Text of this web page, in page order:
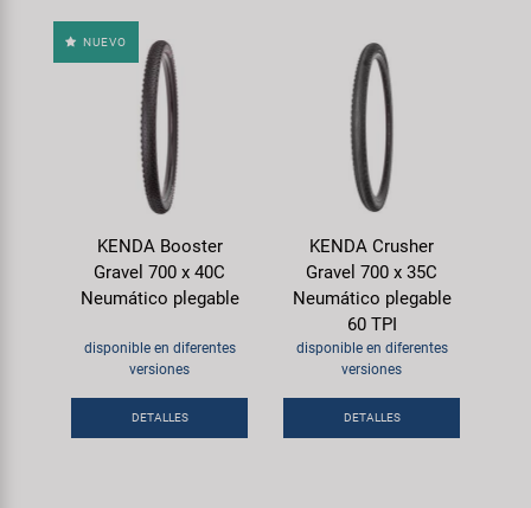
NUEVO
KENDA Booster
Gravel 700 x 40C
Neumático plegable
disponible en diferentes
versiones
DETALLES
KENDA Crusher
Gravel 700 x 35C
Neumático plegable
60 TPI
disponible en diferentes
versiones
DETALLES